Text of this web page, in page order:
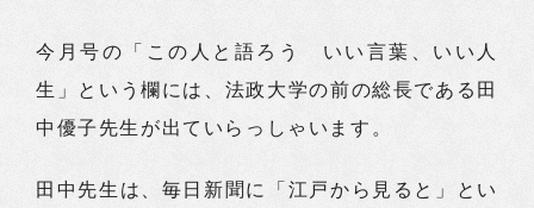
今月号の「この人と語ろう いい言葉、いい人
生」という欄には、法政大学の前の総長である田
中優子先生が出ていらっしゃいます。
田中先生は、毎日新聞に「江戸から見ると」とい